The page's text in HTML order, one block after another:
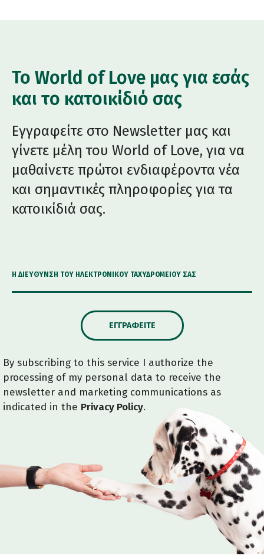
Το World of Love μας για εσάς
και το κατοικίδιό σας
Εγγραφείτε στο Newsletter μας και
γίνετε μέλη του World of Love, για να
μαθαίνετε πρώτοι ενδιαφέροντα νέα
και σημαντικές πληροφορίες για τα
κατοικίδιά σας.
Η ΔΙΕΎΘΥΝΣΗ ΤΟΥ ΗΛΕΚΤΡΟΝΙΚΟΎ ΤΑΧΥΔΡΟΜΕΊΟΥ ΣΑΣ
ΕΓΓΡΑΦΕΊΤΕ
By subscribing to this service I authorize the
processing of my personal data to receive the
newsletter and marketing communications as
indicated in the Privacy Policy.